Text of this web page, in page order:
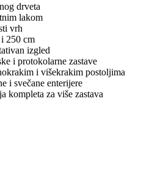
drveta
lakom
vrh
250 cm
izgled
i protokolarne zastave
i višekrakim postoljima
i svečane enterijere
kompleta za više zastava